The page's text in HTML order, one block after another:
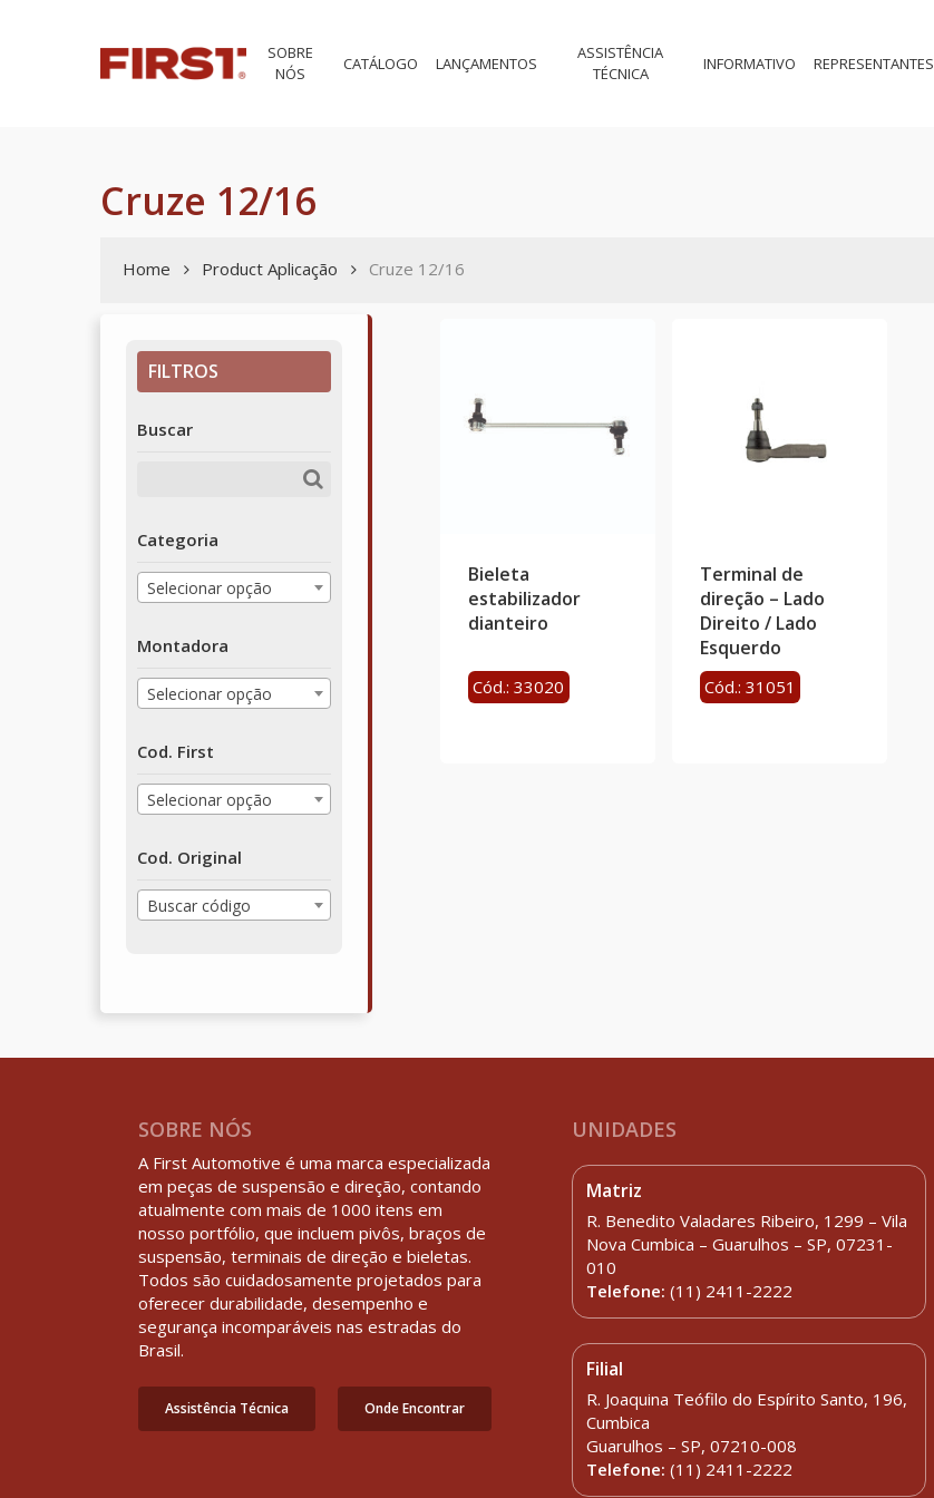
SOBRE
NÓS
CATÁLOGO LANÇAMENTOS
ASSISTÊNCIA
TÉCNICA
INFORMATIVO REPRESENTANTES
Cruze 12/16
Home Product Aplicação Cruze 12/16
FILTROS
Buscar
Categoria
Selecionar opção
Montadora
Selecionar opção
Cod. First
Selecionar opção
Cod. Original
Buscar código
Bieleta
estabilizador
dianteiro
Cód.: 33020
Terminal de
direção – Lado
Direito / Lado
Esquerdo
Cód.: 31051
SOBRE NÓS
A First Automotive é uma marca especializada
em peças de suspensão e direção, contando
atualmente com mais de 1000 itens em
nosso portfólio, que incluem pivôs, braços de
suspensão, terminais de direção e bieletas.
Todos são cuidadosamente projetados para
oferecer durabilidade, desempenho e
segurança incomparáveis nas estradas do
Brasil.
Assistência Técnica Onde Encontrar
UNIDADES
Matriz
R. Benedito Valadares Ribeiro, 1299 – Vila
Nova Cumbica – Guarulhos – SP, 07231-
010
Telefone:(11) 2411-2222
Filial
R. Joaquina Teófilo do Espírito Santo, 196,
Cumbica
Guarulhos – SP, 07210-008
Telefone: (11) 2411-2222